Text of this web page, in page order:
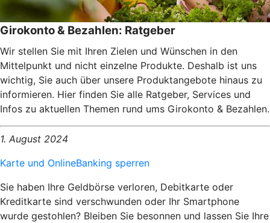
Girokonto & Bezahlen: Ratgeber
Wir stellen Sie mit Ihren Zielen und Wünschen in den
Mittelpunkt und nicht einzelne Produkte. Deshalb ist uns
wichtig, Sie auch über unsere Produktangebote hinaus zu
informieren. Hier finden Sie alle Ratgeber, Services und
Infos zu aktuellen Themen rund ums Girokonto & Bezahlen.
1. August 2024
Karte und OnlineBanking sperren
Sie haben Ihre Geldbörse verloren, Debitkarte oder
Kreditkarte sind verschwunden oder Ihr Smartphone
wurde gestohlen? Bleiben Sie besonnen und lassen Sie Ihre